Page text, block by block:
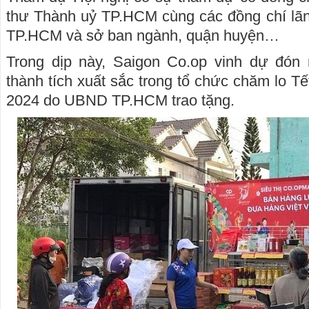
thư Thành uỷ TP.HCM cùng các đồng chí
TP.HCM và sở ban ngành, quận huyện…
Trong dịp này, Saigon Co.op vinh dự
thành tích xuất sắc trong tổ chức chăm lo
2024 do UBND TP.HCM trao tặng.